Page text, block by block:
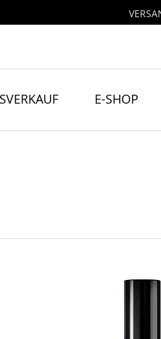
E-SHOP